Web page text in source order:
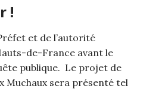
!
et de l’autorité
de-France avant le
publique. Le projet de
Muchaux sera présenté tel